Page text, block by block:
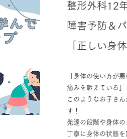
整形外科12
障害予防＆
「正しい身
「身体の使い方が
痛みを訴えている」
このようなお子さ
す！
発達の段階や身体
丁寧に身体の状態